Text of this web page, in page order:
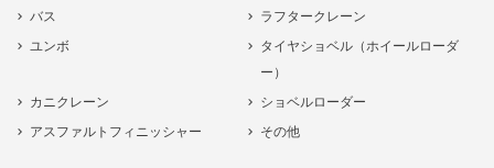
バス
ラフタークレーン
ユンボ
タイヤショベル（ホイールローダ
ー）
カニクレーン
ショベルローダー
アスファルトフィニッシャー
その他